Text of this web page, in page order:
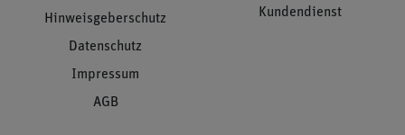
Hinweisgeberschutz
Datenschutz
Impressum
AGB
Kundendienst